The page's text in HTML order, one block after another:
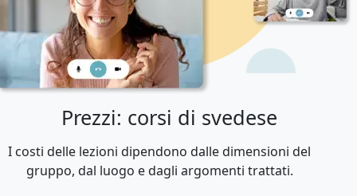
Prezzi: corsi di svedese
I costi delle lezioni dipendono dalle dimensioni del
gruppo, dal luogo e dagli argomenti trattati.